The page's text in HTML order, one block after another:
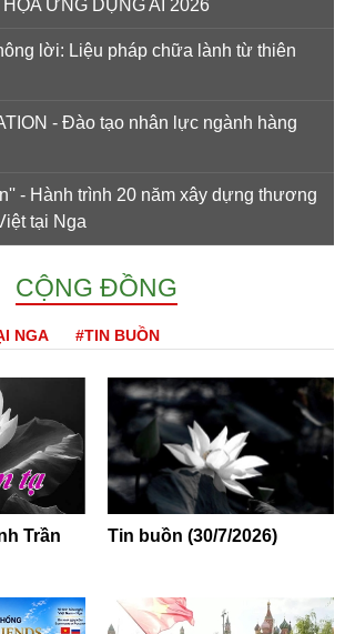
ỨNG DỤNG AI 2026
lời: Liệu pháp chữa lành từ thiên
- Đào tạo nhân lực ngành hàng
- Hành trình 20 năm xây dựng thương
tại Nga
CỘNG ĐỒNG
NGA #TIN BUỒN
Trần
Tin buồn (30/7/2026)